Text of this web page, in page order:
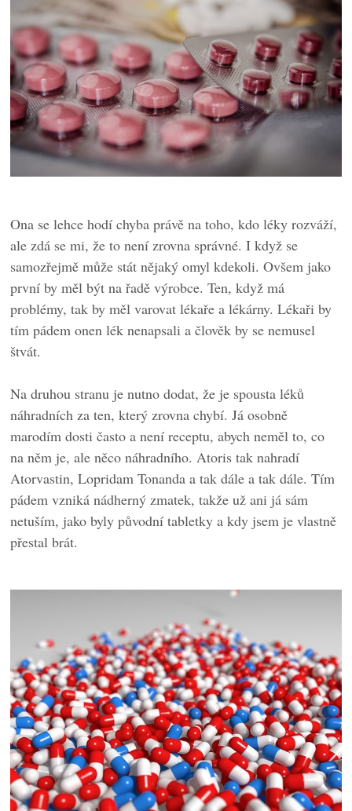
Ona se lehce hodí chyba právě na toho, kdo léky rozváží,
ale zdá se mi, že to není zrovna správné. I když se
samozřejmě může stát nějaký omyl kdekoli. Ovšem jako
první by měl být na řadě výrobce. Ten, když má
problémy, tak by měl varovat lékaře a lékárny. Lékaři by
tím pádem onen lék nenapsali a člověk by se nemusel
štvát.
Na druhou stranu je nutno dodat, že je spousta léků
náhradních za ten, který zrovna chybí. Já osobně
marodím dosti často a není receptu, abych neměl to, co
na něm je, ale něco náhradního. Atoris tak nahradí
Atorvastin, Lopridam Tonanda a tak dále a tak dále. Tím
pádem vzniká nádherný zmatek, takže už ani já sám
netuším, jako byly původní tabletky a kdy jsem je vlastně
přestal brát.